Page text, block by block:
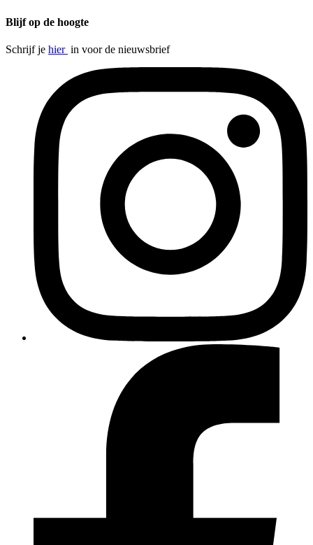
Blijf op de hoogte
Schrijf je hier in voor de nieuwsbrief